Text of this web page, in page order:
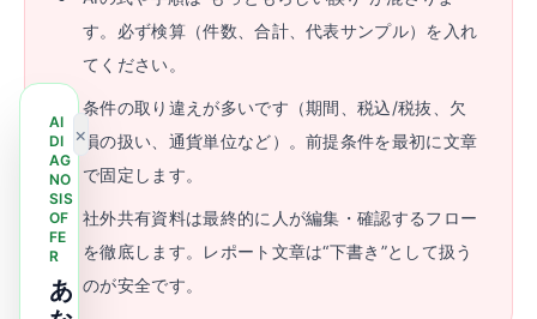
す。必ず検算（件数、合計、代表サンプル）を入れ
てください。
条件の取り違えが多いです（期間、税込/税抜、欠
損の扱い、通貨単位など）。前提条件を最初に文章
で固定します。
社外共有資料は最終的に人が編集・確認するフロー
を徹底します。レポート文章は“下書き”として扱う
のが安全です。
AI
DI
AG
NO
SIS
OF
FE
R
あ
×